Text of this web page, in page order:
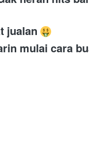
jualan
mulai cara